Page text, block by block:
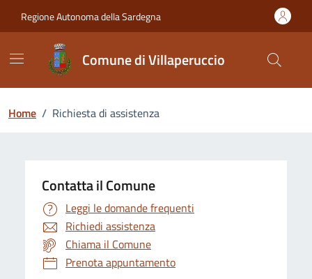
Regione Autonoma della Sardegna
Comune di Villaperuccio
Home / Richiesta di assistenza
Contatta il Comune
Leggi le domande frequenti
Richiedi assistenza
Chiama il Comune
Prenota appuntamento